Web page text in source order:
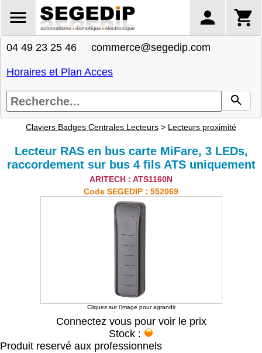
04 49 23 25 46 commerce@segedip.com
Horaires et Plan Acces
Claviers Badges Centrales Lecteurs > Lecteurs proximité
Lecteur RAS en bus carte MiFare, 3 LEDs,
raccordement sur bus 4 fils ATS uniquement
ARITECH : ATS1160N
Code SEGEDIP : 552069
Cliquez sur l'image pour agrandir
Connectez vous pour voir le prix
Stock :
Produit reservé aux professionnels